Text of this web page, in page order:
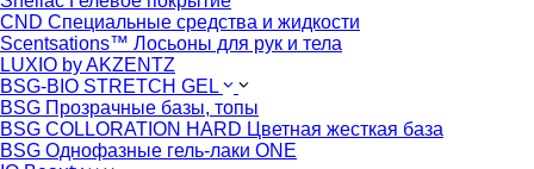
CND Специальные средства и жидкости
Scentsations™ Лосьоны для рук и тела
LUXIO by AKZENTZ
BSG-BIO STRETCH GEL
BSG Прозрачные базы, топы
BSG COLLORATION HARD Цветная жесткая база
BSG Однофазные гель-лаки ONE